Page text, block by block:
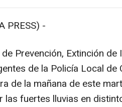
PRESS) -
Prevención, Extinción de
de la Policía Local de
de la mañana de este
fuertes lluvias en